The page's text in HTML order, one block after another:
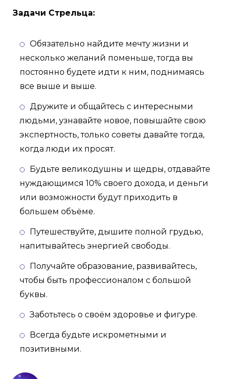
Задачи Стрельца:
Обязательно найдите мечту жизни и
несколько желаний поменьше, тогда вы
постоянно будете идти к ним, поднимаясь
все выше и выше.
Дружите и общайтесь с интересными
людьми, узнавайте новое, повышайте свою
экспертность, только советы давайте тогда,
когда люди их просят.
Будьте великодушны и щедры, отдавайте
нуждающимся 10% своего дохода, и деньги
или возможности будут приходить в
большем объёме.
Путешествуйте, дышите полной грудью,
напитывайтесь энергией свободы.
Получайте образование, развивайтесь,
чтобы быть профессионалом с большой
буквы.
Заботьтесь о своём здоровье и фигуре.
Всегда будьте искрометными и
позитивными.